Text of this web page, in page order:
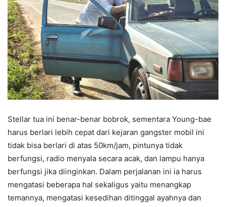
Stellar tua ini benar-benar bobrok, sementara Young-bae
harus berlari lebih cepat dari kejaran gangster mobil ini
tidak bisa berlari di atas 50km/jam, pintunya tidak
berfungsi, radio menyala secara acak, dan lampu hanya
berfungsi jika diinginkan. Dalam perjalanan ini ia harus
mengatasi beberapa hal sekaligus yaitu menangkap
temannya, mengatasi kesedihan ditinggal ayahnya dan